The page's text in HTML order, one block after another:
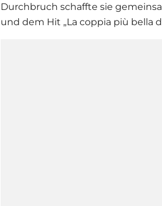
Durchbruch schaffte sie
und dem Hit „La coppia più bella